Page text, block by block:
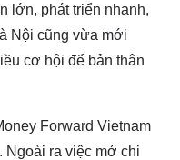
lớn, phát triển nhanh,
Nội cũng vừa mới
cơ hội để bản thân
Forward Vietnam
Ngoài ra việc mở chi